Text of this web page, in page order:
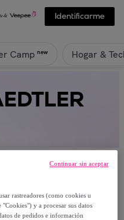
Identificarme
Camp new Hogar &
disponibles.
rastreadores (como cookies u
y a procesar sus datos
de pedidos e información
Continuar sin aceptar